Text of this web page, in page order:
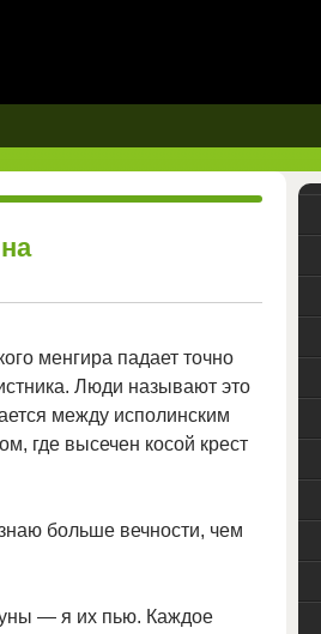
менгира падает точно
Люди называют это
между исполинским
где высечен косой крест
больше вечности, чем
— я их пью. Каждое